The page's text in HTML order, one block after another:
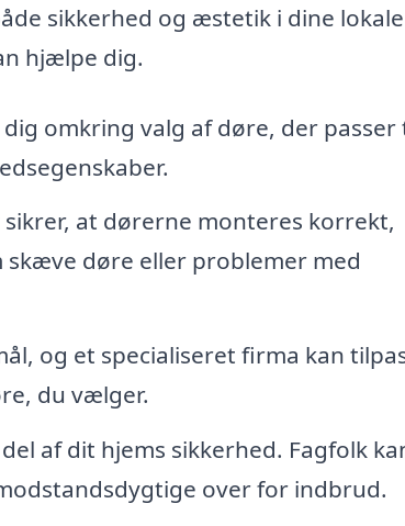
sikkerhed og æstetik i dine
hjælpe dig.
dig omkring valg af døre, der passer
at dørerne monteres korrekt,
døre eller problemer med
og et specialiseret firma kan
du vælger.
af dit hjems sikkerhed. Fagfolk
over for indbrud.